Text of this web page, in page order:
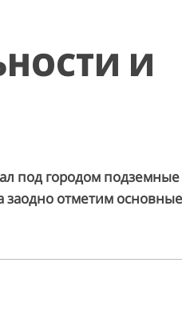
И
под городом
заодно отметим